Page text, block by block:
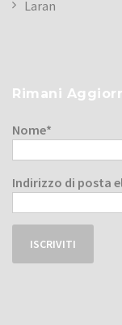
Laran
Rimani
Nome*
Indirizzo di posta